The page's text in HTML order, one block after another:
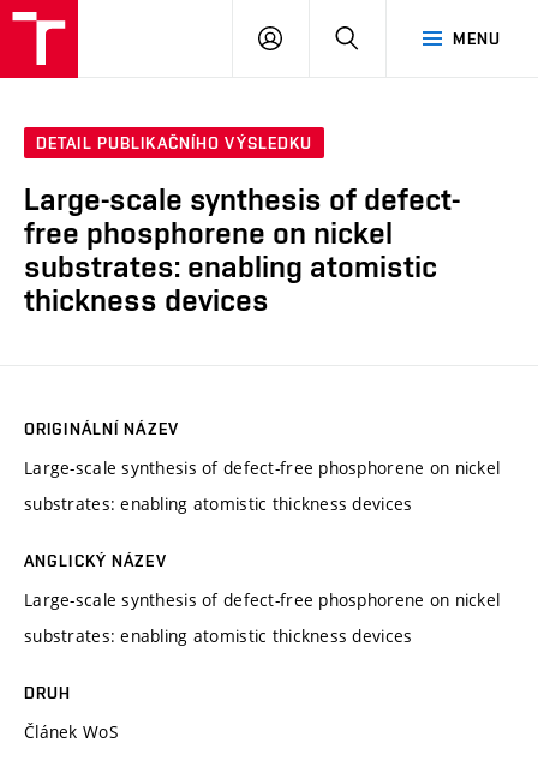
MENU
PŘIHLÁSIT
DETAIL PUBLIKAČNÍHO VÝSLEDKU
Large-scale synthesis of defect-
free phosphorene on nickel
substrates: enabling atomistic
thickness devices
ORIGINÁLNÍ NÁZEV
Large-scale synthesis of defect-free phosphorene on nickel
substrates: enabling atomistic thickness devices
ANGLICKÝ NÁZEV
Large-scale synthesis of defect-free phosphorene on nickel
substrates: enabling atomistic thickness devices
DRUH
Článek WoS